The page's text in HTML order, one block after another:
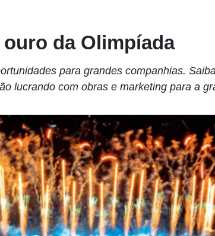
da Olimpíada
para grandes companhias.
lucrando com obras e marketing para a